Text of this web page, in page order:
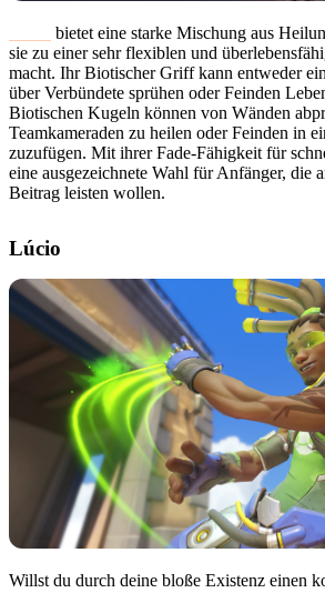
bietet eine starke Mischung aus
sie zu einer sehr flexiblen und
macht. Ihr Biotischer Griff kann entweder
über Verbündete sprühen oder Feinden
Biotischen Kugeln können von Wänden
Teamkameraden zu heilen oder Feinden in
zuzufügen. Mit ihrer Fade-Fähigkeit für
eine ausgezeichnete Wahl für Anfänger, die
Beitrag leisten wollen.
Lúcio
Willst du durch deine bloße Existenz einen